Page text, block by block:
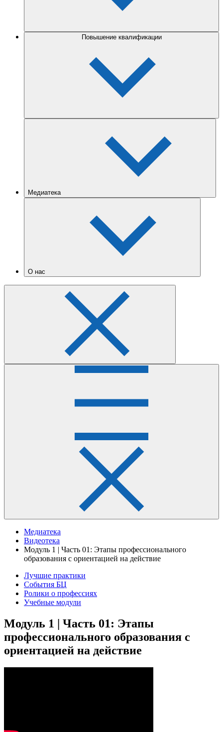
Повышение квалификации
Медиатека
О нас
Медиатека
Видеотека
Модуль 1 | Часть 01: Этапы профессионального
образования с ориентацией на действие
Лучшие практики
События БЦ
Ролики о профессиях
Учебные модули
Модуль 1 | Часть 01: Этапы
профессионального образования с
ориентацией на действие